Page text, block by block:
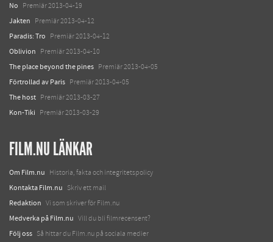
No Premiär 2013-04-19
Jakten Premiär 2013-04-12
Paradis: Tro Premiär 2013-04-12
Oblivion Premiär 2013-04-10
The place beyond the pines Premiär 2013-04-05
Förtrollad av Paris Premiär 2013-04-05
The host Premiär 2013-03-27
Kon-Tiki Premiär 2013-03-29
FILM.NU LÄNKAR
Om Film.nu Historia, fakta och integritetspolicy
Kontakta Film.nu Skriv ett mail
Redaktion Vi som skriver för Film.nu
Medverka på Film.nu Vill du bli filmrecensent?
Följ oss Så hittar du Film.nu på sociala medier